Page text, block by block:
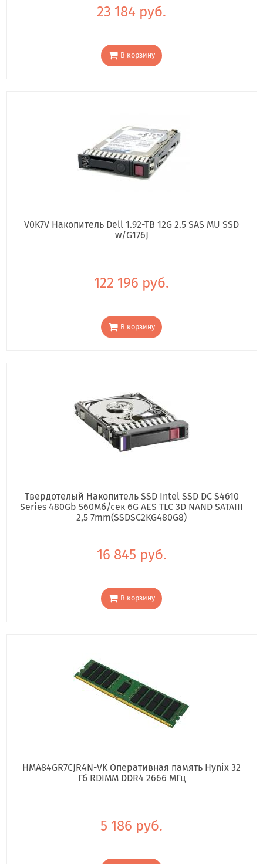
23 184 руб.
В корзину
V0K7V Накопитель Dell 1.92-TB 12G 2.5 SAS MU SSD
w/G176J
122 196 руб.
В корзину
Твердотелый Накопитель SSD Intel SSD DC S4610
Series 480Gb 560Мб/сек 6G AES TLC 3D NAND SATAIII
2,5 7mm(SSDSC2KG480G8)
16 845 руб.
В корзину
HMA84GR7CJR4N-VK Оперативная память Hynix 32
Гб RDIMM DDR4 2666 МГц
5 186 руб.